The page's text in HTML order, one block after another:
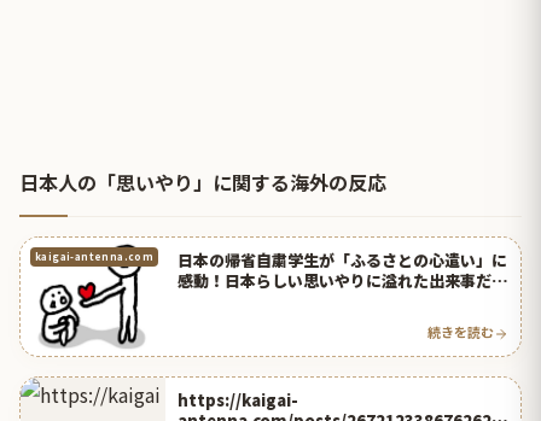
日本人の「思いやり」に関する海外の反応
kaigai-antenna.com
日本の帰省自粛学生が「ふるさとの心遣い」に
感動！日本らしい思いやりに溢れた出来事だと
続きを読む
https://kaigai-